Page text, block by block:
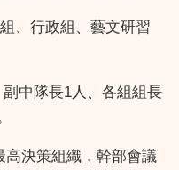
、行政組、藝文研習
中隊長1人、各組組長
決策組織，幹部會議